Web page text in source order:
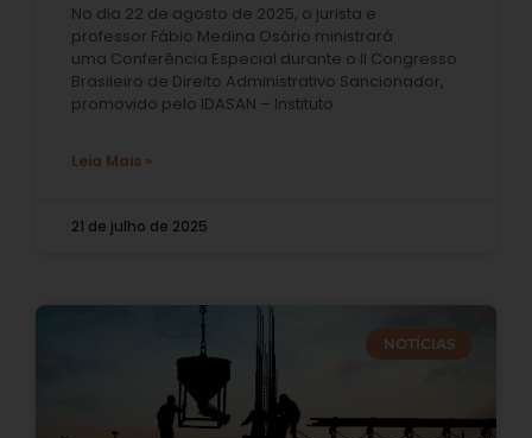
No dia 22 de agosto de 2025, o jurista e
professor Fábio Medina Osório ministrará
uma Conferência Especial durante o II Congresso
Brasileiro de Direito Administrativo Sancionador,
promovido pelo IDASAN – Instituto
Leia Mais »
21 de julho de 2025
NOTÍCIAS